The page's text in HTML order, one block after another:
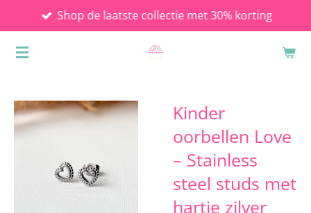
direct
naar
Shop de laatste collectie met 30% korting
Kinder
oorbellen Love
– Stainless
steel studs met
hartje zilver